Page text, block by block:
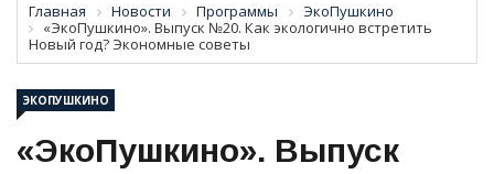
Главная Новости Программы
ЭкоПушкино
«ЭкоПушкино». Выпуск №20. Как экологично встретить
Новый год? Экономные советы
ЭКОПУШКИНО
«ЭкоПушкино». Выпуск